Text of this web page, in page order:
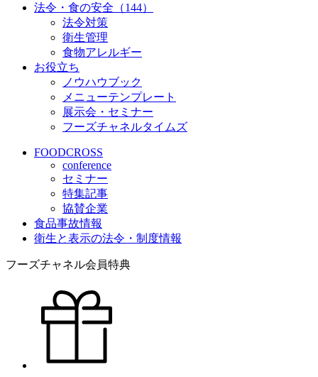
法令・食の安全（144）
法令対策
衛生管理
食物アレルギー
お役立ち
ノウハウブック
メニューテンプレート
展示会・セミナー
フーズチャネルタイムズ
FOODCROSS
conference
セミナー
特集記事
協賛企業
食品事故情報
衛生と表示の法令・制度情報
フーズチャネル会員特典